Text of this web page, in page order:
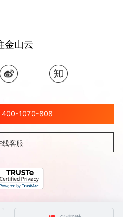
金山云
400-1070-808
线客服
All Rights Reserved Kingsoft Corp.